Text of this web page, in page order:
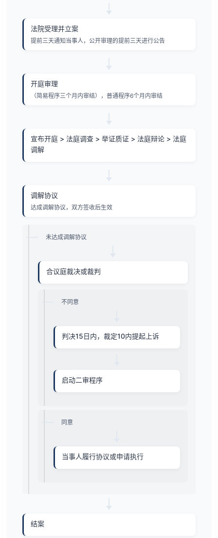
法院受理并立案
提前三天通知当事人，公开审理的提前三天进行公告
开庭审理
（简易程序三个月内审结），普通程序6个月内审结
宣布开庭 > 法庭调查 > 举证质证 > 法庭辩论 > 法庭
调解
调解协议
达成调解协议，双方签收后生效
未达成调解协议
合议庭裁决或裁判
不同意
判决15日内，裁定10内提起上诉
启动二审程序
同意
当事人履行协议或申请执行
结案